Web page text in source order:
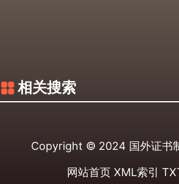
相关搜索
Copyright © 2024 国外证书
网站首页 XML索引